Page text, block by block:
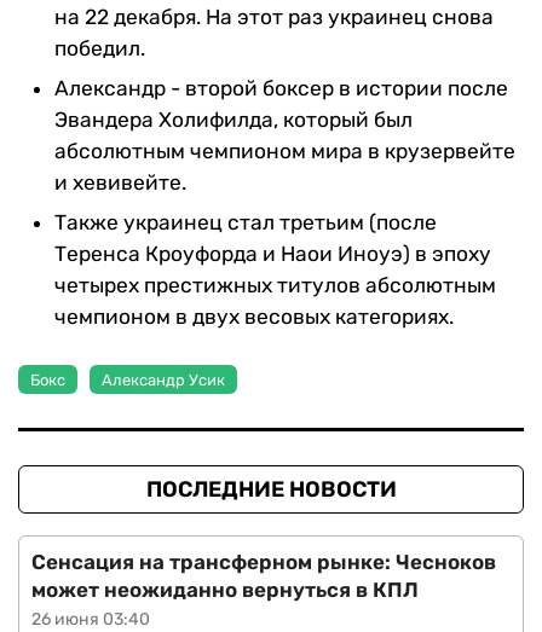
на 22 декабря. На этот раз украинец снова
победил.
Александр - второй боксер в истории после
Эвандера Холифилда, который был
абсолютным чемпионом мира в крузервейте
и хевивейте.
Также украинец стал третьим (после
Теренса Кроуфорда и Наои Иноуэ) в эпоху
четырех престижных титулов абсолютным
чемпионом в двух весовых категориях.
Бокс Александр Усик
ПОСЛЕДНИЕ НОВОСТИ
26 июня 03:40
Сенсация на трансферном рынке: Чесноков
может неожиданно вернуться в КПЛ